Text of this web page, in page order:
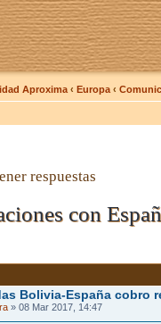
Aproxima ‹ Europa ‹
respuestas
con
Bolivia-España cobro
» 08 Mar 2017, 14:47